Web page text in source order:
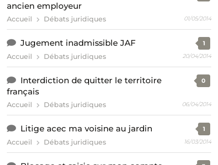
ancien employeur
Accueil Débats juridiques 01/05/2014
Jugement inadmissible JAF
Accueil Débats juridiques
1
20/04/2014
Interdiction de quitter le territoire
français
Accueil Débats juridiques
0
06/04/2014
Litige acec ma voisine au jardin
Accueil Débats juridiques
1
16/03/2014